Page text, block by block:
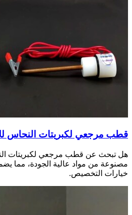
قطب مرجعي لكبريتات النحاس
هل تبحث عن قطب مرجعي لكبريتات
مصنوعة من مواد عالية الجودة، مما
خيارات التخصيص.